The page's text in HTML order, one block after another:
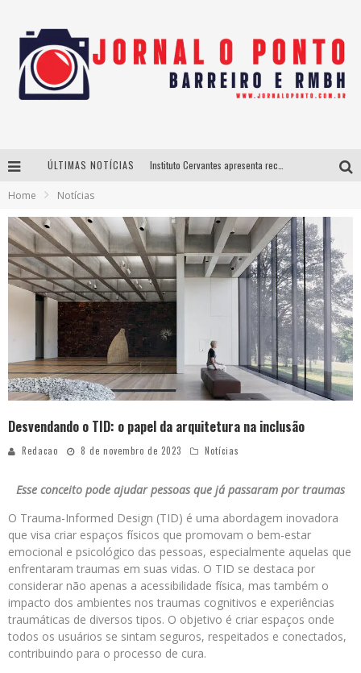
ÚLTIMAS NOTÍCIAS
BH recebe nesta quinta-feira lançamento do jogo “Coleta Seletiva” com roda de conversa entre agentes da sustentabilidade
Projeta Cultura abre inscrições gratuitas em São João del-Rei para oficinas de elaboração de projetos culturais e inteligência artificial
Home Notícias
Desvendando o TID: o papel da arquitetura na inclusão
Redacao 8 de novembro de 2023 Notícias
Esse conceito pode ajudar pessoas que já passaram por traumas
O Trauma-Informed Design (TID) é uma abordagem inovadora
que visa criar espaços físicos que promovam o bem-estar
emocional e psicológico das pessoas, especialmente aquelas que
enfrentaram traumas em suas vidas. O TID se destaca por
considerar não apenas a acessibilidade física, mas também o
impacto dos ambientes nos traumas cognitivos e experiências
traumáticas de diversos tipos. O objetivo é criar espaços onde
todos os usuários se sintam seguros, respeitados e conectados,
contribuindo para o processo de cura.